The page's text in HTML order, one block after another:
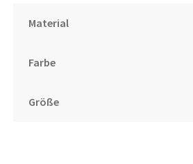
Material
Farbe
Größe